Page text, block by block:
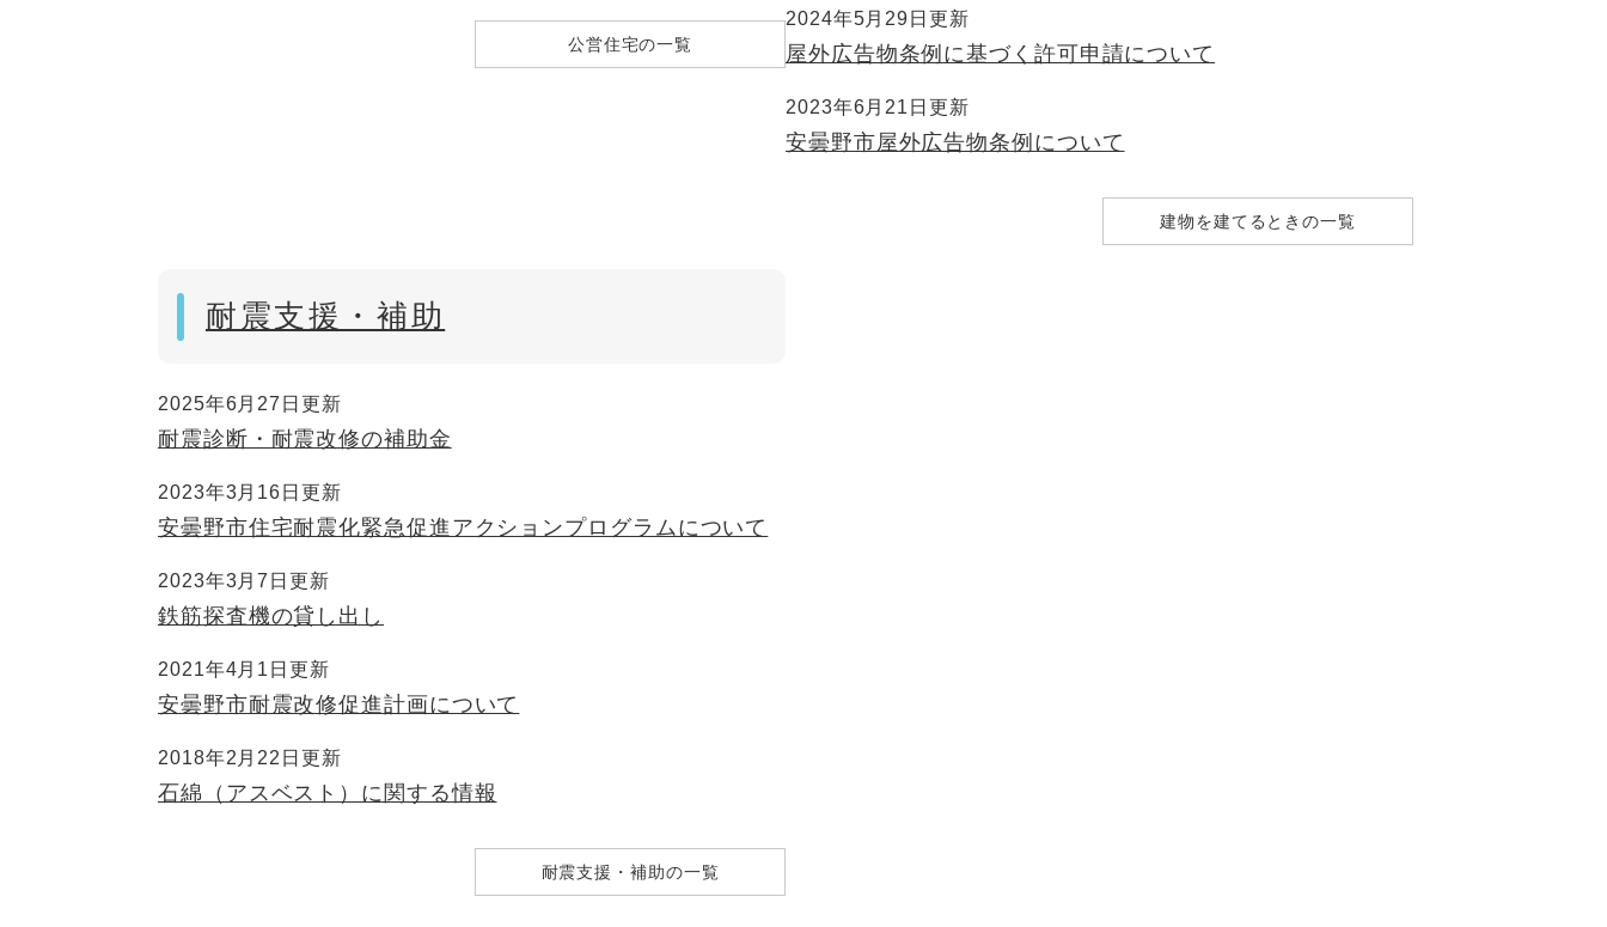
公営住宅の一覧
2024年5月29日更新
屋外広告物条例に基づく許可申請について
2023年6月21日更新
安曇野市屋外広告物条例について
建物を建てるときの一覧
耐震支援・補助
2025年6月27日更新
耐震診断・耐震改修の補助金
2023年3月16日更新
安曇野市住宅耐震化緊急促進アクションプログラムについて
2023年3月7日更新
鉄筋探査機の貸し出し
2021年4月1日更新
安曇野市耐震改修促進計画について
2018年2月22日更新
石綿（アスベスト）に関する情報
耐震支援・補助の一覧